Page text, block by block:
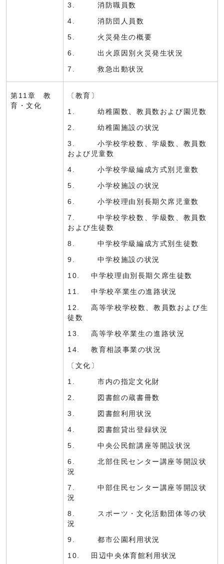
3. 消防職員数
4. 消防団人員数
5. 火災発生の概要
6. 出火原因別火災発生状況
7. 救急出動状況
第11章 教
育・文化
〔教育〕
1. 幼稚園数、教員数および園児数
2. 幼稚園施設の状況
3. 小学校学校数、学級数、教員数
および児童数
4. 小学校学級編成方式別児童数
5. 小学校施設の状況
6. 小学校理由別長期欠席児童数
7. 中学校学校数、学級数、教員数
および生徒数
8. 中学校学級編成方式別生徒数
9. 中学校施設の状況
10. 中学校理由別長期欠席生徒数
11. 中学校卒業生の進路状況
12. 高等学校学校数、教員数および生
徒数
13. 高等学校卒業生の進路状況
14. 教育相談事業の状況
〔文化〕
1. 市内の指定文化財
2. 図書館の蔵書冊数
3. 図書館利用状況
4. 図書館貸出登録状況
5. 中央公民館講座等開設状況
6. 北部住民センター講座等開設状
況
7. 中部住民センター講座等開設状
況
8. スポーツ・文化活動団体等の状
況
9. 都市公園利用状況
10. 田辺中央体育館利用状況